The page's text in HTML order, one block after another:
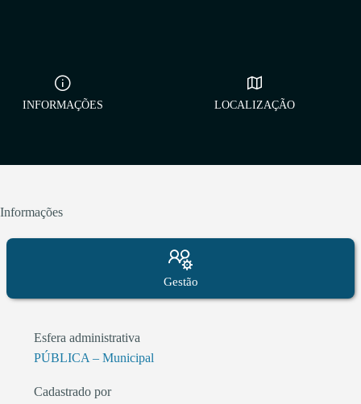
INFORMAÇÕES LOCALIZAÇÃO
Informações
Gestão
Esfera administrativa
PÚBLICA – Municipal
Cadastrado por